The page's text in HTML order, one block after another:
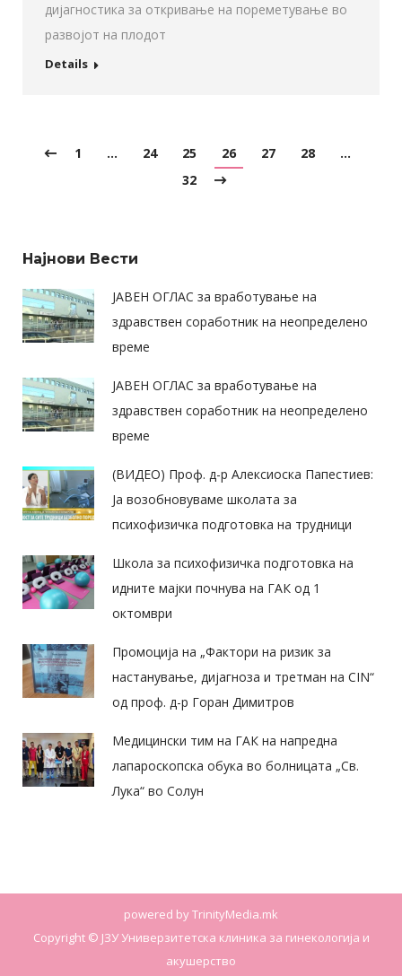
дијагностика за откривање на пореметување во
развојот на плодот
Details
1 … 24 25 26 27 28
…
32
Најнови Вести
ЈАВЕН ОГЛАС за вработување на
здравствен соработник на неопределено
време
ЈАВЕН ОГЛАС за вработување на
здравствен соработник на неопределено
време
(ВИДЕО) Проф. д-р Алексиоска Папестиев:
Ја возобновуваме школата за
психофизичка подготовка на трудници
Школа за психофизичка подготовка на
идните мајки почнува на ГАК од 1
октомври
Промоција на „Фактори на ризик за
настанување, дијагноза и третман на CIN“
од проф. д-р Горан Димитров
Медицински тим на ГАК на напредна
лапароскопска обука во болницата „Св.
Лука“ во Солун
powered byTrinityMedia.mk
Copyright © ЈЗУ Универзитетска клиника за гинекологија и
акушерство